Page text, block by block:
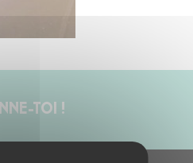
TOI !